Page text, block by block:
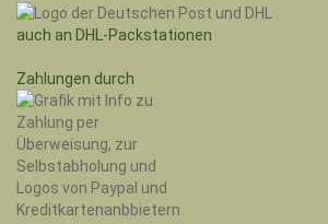
auch an DHL-Packstationen
Zahlungen durch